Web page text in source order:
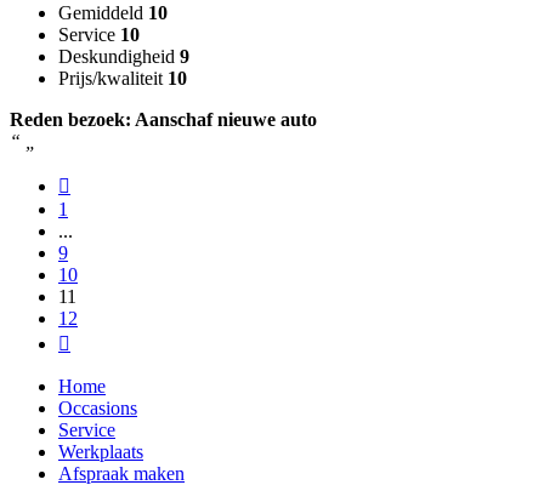
Gemiddeld 10
Service 10
Deskundigheid 9
Prijs/kwaliteit 10
Reden bezoek: Aanschaf nieuwe auto
“
1
...
9
10
11
12
Home
Occasions
Service
Werkplaats
Afspraak maken